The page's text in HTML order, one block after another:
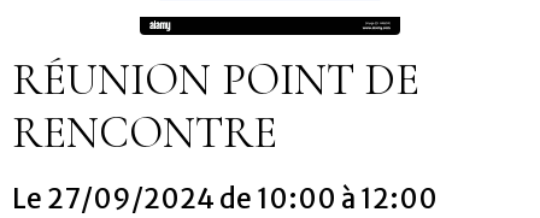
RÉUNION POINT DE
RENCONTRE
Le 27/09/2024 de 10:00 à 12:00